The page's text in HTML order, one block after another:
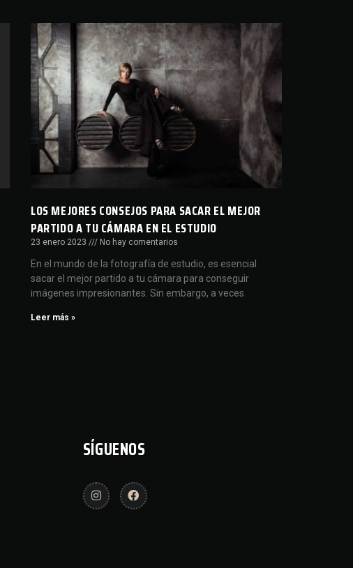
LOS MEJORES CONSEJOS PARA SACAR EL MEJOR
PARTIDO A TU CÁMARA EN EL ESTUDIO
23 enero 2023 No hay comentarios
En el mundo de la fotografía de estudio, es esencial
sacar el mejor partido a tu cámara para conseguir
imágenes impresionantes. Sin embargo, a veces
Leer más »
SÍGUENOS